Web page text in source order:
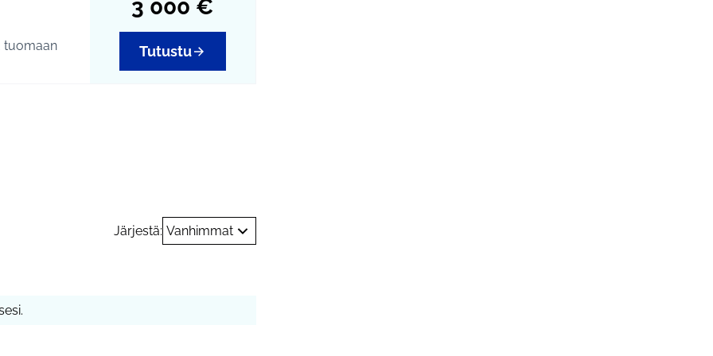
tuomaan
3 000 €
Tutustu
Järjestä: Vanhimmat